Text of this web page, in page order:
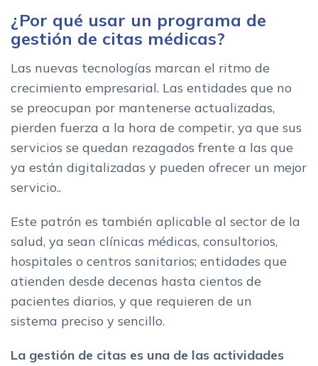
¿Por qué usar un programa de
gestión de citas médicas?
Las nuevas tecnologías marcan el ritmo de
crecimiento empresarial. Las entidades que no
se preocupan por mantenerse actualizadas,
pierden fuerza a la hora de competir, ya que sus
servicios se quedan rezagados frente a las que
ya están digitalizadas y pueden ofrecer un mejor
servicio..
Este patrón es también aplicable al sector de la
salud, ya sean clínicas médicas, consultorios,
hospitales o centros sanitarios; entidades que
atienden desde decenas hasta cientos de
pacientes diarios, y que requieren de un
sistema preciso y sencillo.
La gestión de citas es una de las actividades